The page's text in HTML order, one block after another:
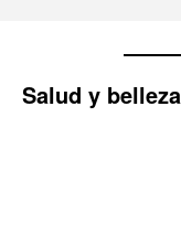
Salud y